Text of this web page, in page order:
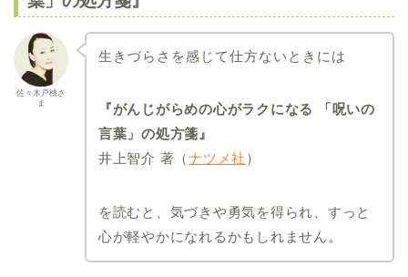
佐々木戸桃さ
ま
生きづらさを感じて仕方ないときには
『がんじがらめの心がラクになる 「呪いの
言葉」の処方箋』
井上智介 著（ナツメ社 ）
を読むと、気づきや勇気を得られ、すっと
心が軽やかになれるかもしれません。